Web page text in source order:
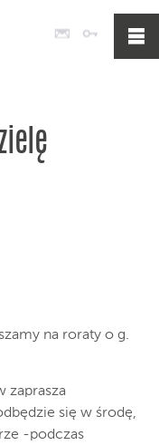
Poczta
na roraty o g.
zaprasza
się w środę,
-podczas